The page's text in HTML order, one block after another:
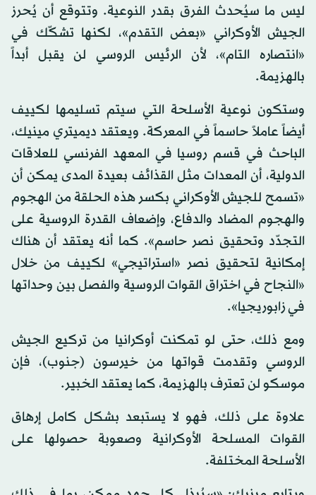
ليس ما سيُحدث الفرق بقدر النوعية. وتتوقع أن يُحرز
الجيش الأوكراني «بعض التقدم»، لكنها تشكّك في
«انتصاره التام»، لأن الرئيس الروسي لن يقبل أبداً
بالهزيمة.
وستكون نوعية الأسلحة التي سيتم تسليمها لكييف
أيضاً عاملاً حاسماً في المعركة. ويعتقد ديميتري مينيك،
الباحث في قسم روسيا في المعهد الفرنسي للعلاقات
الدولية، أن المعدات مثل القذائف بعيدة المدى يمكن أن
«تسمح للجيش الأوكراني بكسر هذه الحلقة من الهجوم
والهجوم المضاد والدفاع، وإضعاف القدرة الروسية على
التجدّد وتحقيق نصر حاسم». كما أنه يعتقد أن هناك
إمكانية لتحقيق نصر «استراتيجي» لكييف من خلال
«النجاح في اختراق القوات الروسية والفصل بين وحداتها
في زابوريجيا».
ومع ذلك، حتى لو تمكنت أوكرانيا من تركيع الجيش
الروسي وتقدمت قواتها من خيرسون (جنوب)، فإن
موسكو لن تعترف بالهزيمة، كما يعتقد الخبير.
علاوة على ذلك، فهو لا يستبعد بشكل كامل إرهاق
القوات المسلحة الأوكرانية وصعوبة حصولها على
الأسلحة المختلفة.